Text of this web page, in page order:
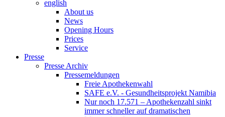
english
About us
News
Opening Hours
Prices
Service
Presse
Presse Archiv
Pressemeldungen
Freie Apothekenwahl
SAFE e.V. - Gesundheitsprojekt Namibia
Nur noch 17.571 – Apothekenzahl sinkt
immer schneller auf dramatischen